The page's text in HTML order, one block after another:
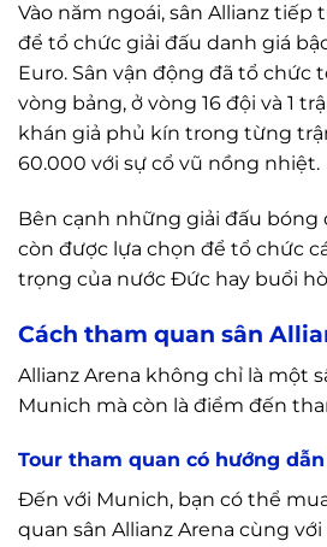
Vào năm ngoái, sân Allianz tiếp
để tổ chức giải đấu danh giá
Euro. Sân vận động đã tổ chức
vòng bảng, ở vòng 16 đội và 1
khán giả phủ kín trong từng
60.000 với sự cổ vũ nồng nhiệt.
Bên cạnh những giải đấu bóng
còn được lựa chọn để tổ chức
trọng của nước Đức hay buổi
Cách tham quan sân
Allianz Arena không chỉ là một
Munich mà còn là điểm đến
Tour tham quan có hướng dẫn
Đến với Munich, bạn có thể
quan sân Allianz Arena cùng